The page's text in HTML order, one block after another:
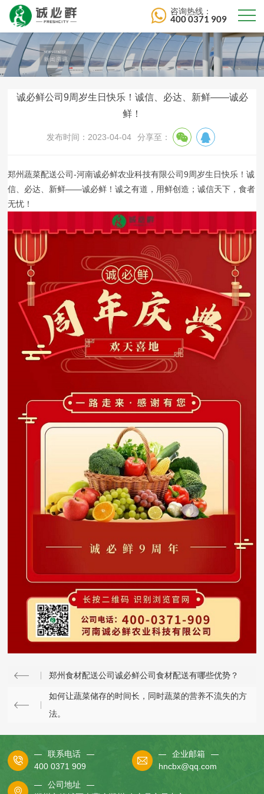
咨询热线：
400 0371 909
诚必鲜公司9周岁生日快乐！诚信、必达、新鲜——诚必
鲜！
发布时间：2023-04-04 分享至：
郑州蔬菜配送公司-河南诚必鲜农业科技有限公司9周岁生日快乐！诚
信、必达、新鲜——诚必鲜！诚之有道，用鲜创造；诚信天下，食者
无忧！
郑州食材配送公司诚必鲜公司食材配送有哪些优势？
如何让蔬菜储存的时间长，同时蔬菜的营养不流失的方
法。
联系电话
400 0371 909
企业邮箱
hncbx@qq.com
公司地址